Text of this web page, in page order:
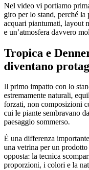
Nel video vi portiamo
giro per lo stand, perché
acquari piantumati, layout
e un’atmosfera davvero
Tropica e
diventano
Il primo impatto con lo
estremamente naturali,
forzati, non composizioni
cui le piante sembravano
paesaggio sommerso.
È una differenza
una vetrina per un
opposta: la tecnica
proporzioni, i colori e la